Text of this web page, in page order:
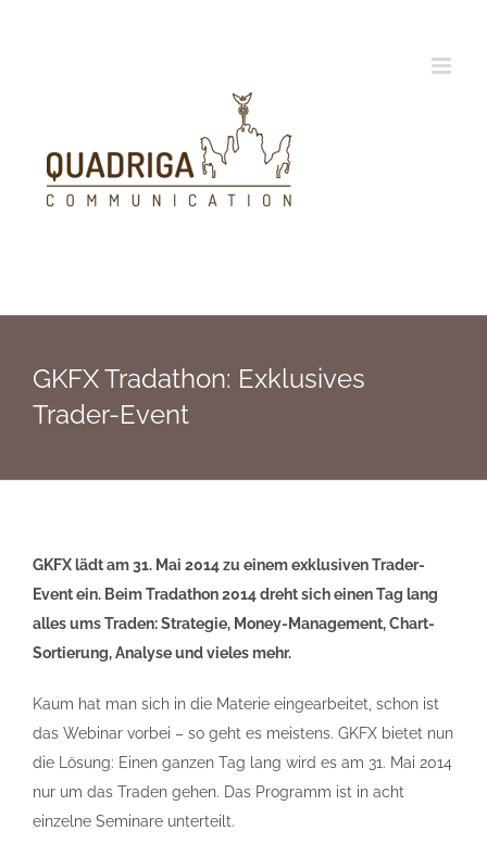
GKFX Tradathon: Exklusives
Trader-Event
GKFX lädt am 31. Mai 2014 zu einem exklusiven Trader-
Event ein. Beim Tradathon 2014 dreht sich einen Tag lang
alles ums Traden: Strategie, Money-Management, Chart-
Sortierung, Analyse und vieles mehr.
Kaum hat man sich in die Materie eingearbeitet, schon ist
das Webinar vorbei – so geht es meistens. GKFX bietet nun
die Lösung: Einen ganzen Tag lang wird es am 31. Mai 2014
nur um das Traden gehen. Das Programm ist in acht
einzelne Seminare unterteilt.